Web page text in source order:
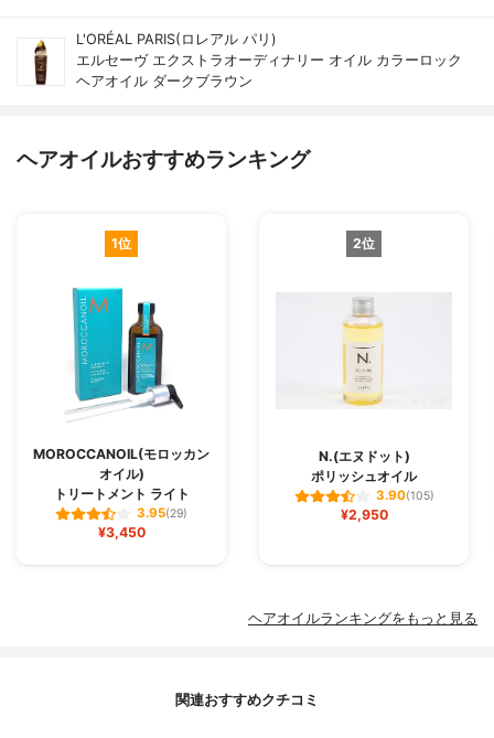
L'ORÉAL PARIS(ロレアル パリ)
エルセーヴ エクストラオーディナリー オイル カラーロック
ヘアオイル ダークブラウン
ヘアオイルおすすめランキング
1位
MOROCCANOIL(モロッカン
オイル)
トリートメント ライト
3.95(29)
¥3,450
2位
N.(エヌドット)
ポリッシュオイル
3.90(105)
¥2,950
ヘアオイルランキングをもっと見る
関連おすすめクチコミ